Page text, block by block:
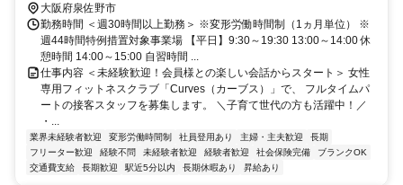
大阪府泉佐野市
勤務時間 ＜週30時間以上勤務＞ ※変形労働時間制（1ヵ月単位） ※
週44時間特例措置対象事業場 【平日】9:30～19:30 13:00～14:00 休
憩時間 14:00～15:00 自習時間 ...
仕事内容 ＜未経験歓迎！会員様との楽しい会話からスタート＞ 女性
専用フィットネスクラブ「Curves（カーブス）」で、 フルタイムパ
ートの接客スタッフを募集します。 ＼子育て世代の方も活躍中！／
・...
業界未経験者歓迎 変形労働時間制 社員登用あり 主婦・主夫歓迎
長期
フリーター歓迎
経験不問 未経験者歓迎 経験者歓迎 社会保険完備
ブランクOK
交通費支給
長期歓迎 駅近5分以内 長期休暇あり 昇給あり